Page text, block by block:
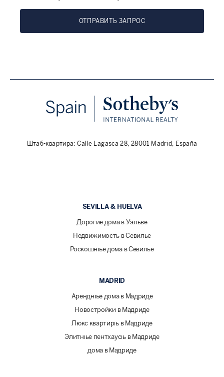
ОТПРАВИТЬ ЗАПРОС
Штаб-квартира: Calle Lagasca 28, 28001 Madrid, España
SEVILLA & HUELVA
Дорогие дома в Уэльве
Недвижимость в Севилье
Роскошные дома в Севилье
MADRID
Арендные дома в Мадриде
Новостройки в Мадриде
Люкс квартиры в Мадриде
Элитные пентхаусы в Мадриде
дома в Мадриде